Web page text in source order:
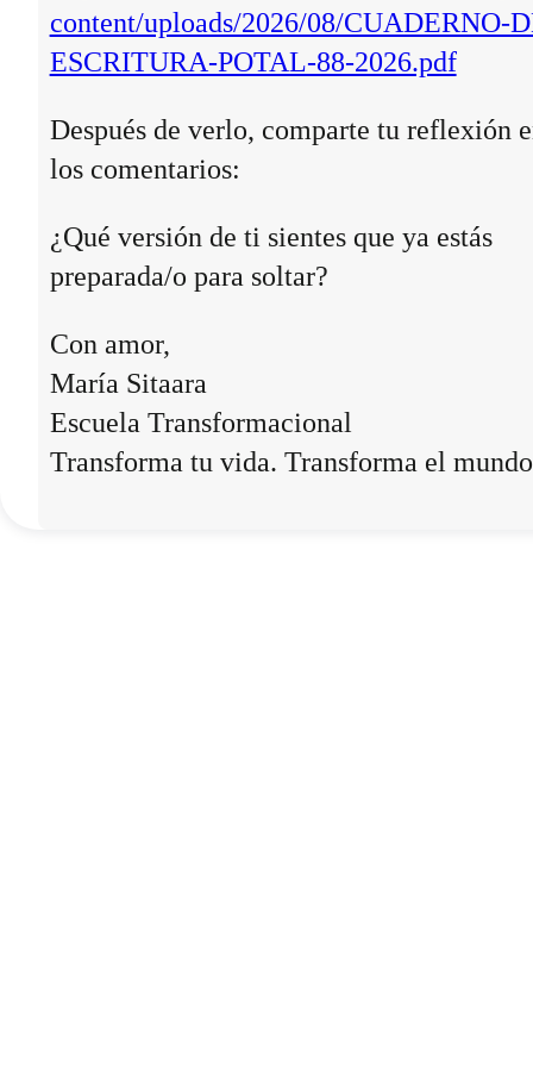
content/uploads/2026/08/CUADERNO-
ESCRITURA-POTAL-88-2026.pdf
Después de verlo, comparte tu reflexión
los comentarios:
¿Qué versión de ti sientes que ya estás
preparada/o para soltar?
Con amor,
María Sitaara
Escuela Transformacional
Transforma tu vida. Transforma el